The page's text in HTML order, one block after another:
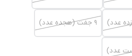
9 جفت (هجده عدد)